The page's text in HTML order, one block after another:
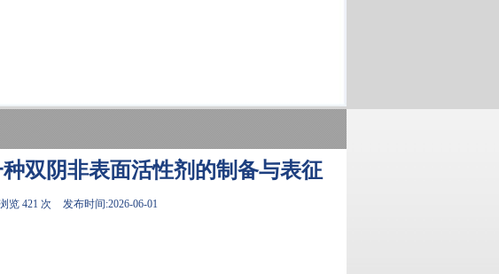
双阴非表面活性剂的制备与表征
览 421 次 发布时间:2026-06-01